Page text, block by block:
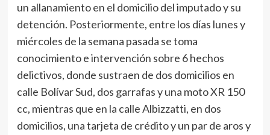
un allanamiento en el domicilio del imputado y su
detención. Posteriormente, entre los días lunes y
miércoles de la semana pasada se toma
conocimiento e intervención sobre 6 hechos
delictivos, donde sustraen de dos domicilios en
calle Bolívar Sud, dos garrafas y una moto XR 150
cc, mientras que en la calle Albizzatti, en dos
domicilios, una tarjeta de crédito y un par de aros y